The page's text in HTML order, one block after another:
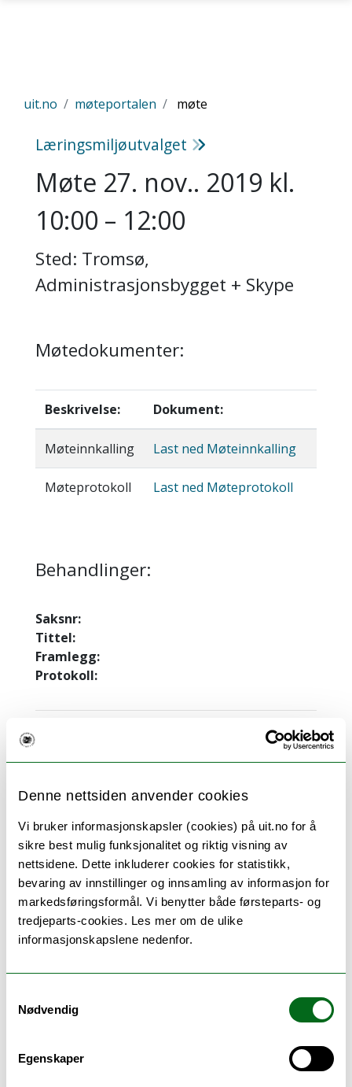
Denne nettsiden anvender cookies
Vi bruker informasjonskapsler (cookies) på uit.no for å
sikre best mulig funksjonalitet og riktig visning av
nettsidene. Dette inkluderer cookies for statistikk,
bevaring av innstillinger og innsamling av informasjon for
markedsføringsformål. Vi benytter både førsteparts- og
tredjeparts-cookies. Les mer om de ulike
informasjonskapslene nedenfor.
Nødvendig
Egenskaper
Gå til hovedinnhold
uit.no møteportalen møte
Læringsmiljøutvalget
Møte 27. nov.. 2019 kl.
10:00 – 12:00
Sted: Tromsø,
Administrasjonsbygget + Skype
Møtedokumenter:
Beskrivelse: Dokument:
Møteinnkalling Last ned Møteinnkalling
Møteprotokoll Last ned Møteprotokoll
Behandlinger:
Saksnr:
Tittel:
Framlegg:
Protokoll:
Referatsaker
LMU 9/19:
Rapportering av bruk av tildelte midler
Last nedframlegg (LMU 9/19)
Last nedprotokoll (LMU 9/19)
Vis vedlegg
LMU 10/19: